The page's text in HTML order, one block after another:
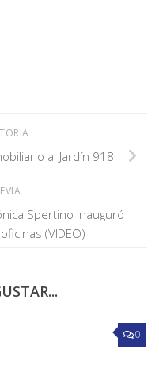
al Jardín 918
Spertino inauguró
(VIDEO)
0